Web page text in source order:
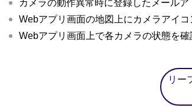
カメラの動作異常時に登録したメール
Webアプリ画面の地図上にカメラアイ
Webアプリ画面上で各カメラの状態を
リー